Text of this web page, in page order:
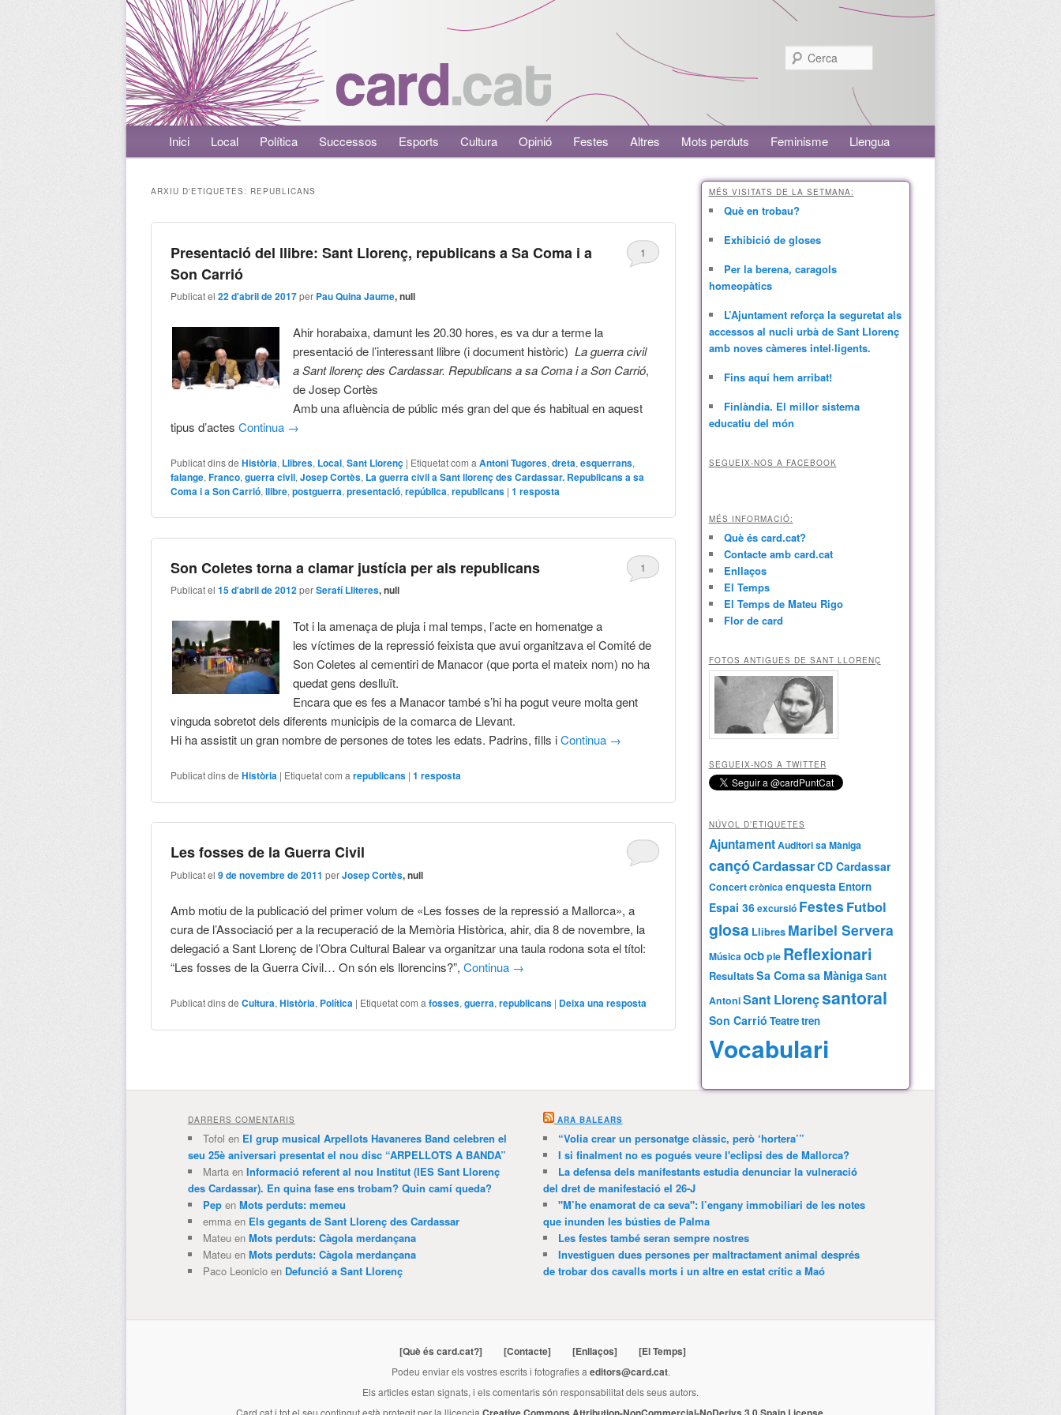
Menú principalAneu al contingut principal
Aneu al contingut secundari
Inici Local Política Successos Esports Cultura Opinió Festes Altres Mots perduts Feminisme Llengua
ARXIU D'ETIQUETES: REPUBLICANS
Presentació del llibre: Sant Llorenç, republicans a Sa Coma i a
Son Carrió
Publicat el22 d'abril de 2017per Pau Quina Jaume, null
1
Ahir horabaixa, damunt les 20.30 hores, es va dur a terme la
presentació de l’interessant llibre (i document històric)La guerra civil
a Sant llorenç des Cardassar. Republicans a sa Coma i a Son Carrió,
de Josep Cortès
Amb una afluència de públic més gran del que és habitual en aquest
tipus d’actesContinua →
Publicat dins de Història, Llibres, Local,Sant Llorenç | Etiquetat com a Antoni Tugores,dreta,esquerrans,
falange,Franco,guerra civil,Josep Cortès, La guerra civil a Sant llorenç des Cardassar. Republicans a sa
Coma i a Son Carrió,llibre,postguerra,presentació,república,republicans |1 resposta
Son Coletes torna a clamar justícia per als republicans
Publicat el15 d'abril de 2012perSerafí Lliteres, null
1
Tot i la amenaça de pluja i mal temps, l’acte en homenatge a
les víctimes de la repressió feixista que avui organitzava el Comité de
Son Coletes al cementiri de Manacor (que porta el mateix nom) no ha
quedat gens deslluït.
Encara que es fes a Manacor també s’hi ha pogut veure molta gent
vinguda sobretot dels diferents municipis de la comarca de Llevant.
Hi ha assistit un gran nombre de persones de totes les edats. Padrins, fills iContinua →
Publicat dins de Història | Etiquetat com a republicans |1 resposta
Les fosses de la Guerra Civil
Publicat el9 de novembre de 2011 perJosep Cortès, null
Amb motiu de la publicació del primer volum de «Les fosses de la repressió a Mallorca», a
cura de l’Associació per a la recuperació de la Memòria Històrica, ahir, dia 8 de novembre, la
delegació a Sant Llorenç de l’Obra Cultural Balear va organitzar una taula rodona sota el títol:
“Les fosses de la Guerra Civil… On són els llorencins?”,Continua →
Publicat dins de Cultura,Història, Política | Etiquetat com afosses,guerra,republicans | Deixa una resposta
MÉS VISITATS DE LA SETMANA:
Què en trobau?
Exhibició de gloses
Per la berena, caragols
homeopàtics
L’Ajuntament reforça la seguretat als
accessos al nucli urbà de Sant Llorenç
amb noves càmeres intel·ligents.
Fins aquí hem arribat!
Finlàndia. El millor sistema
educatiu del món
SEGUEIX-NOS A FACEBOOK
MÉS INFORMACIÓ:
Què és card.cat?
Contacte amb card.cat
Enllaços
El Temps
El Temps de Mateu Rigo
Flor de card
FOTOS ANTIGUES DE SANT LLORENÇ
SEGUEIX-NOS A TWITTER
NÚVOL D’ETIQUETES
AjuntamentAuditori sa Màniga
cançóCardassarCD Cardassar
Concertcrònicaenquesta Entorn
Espai 36excursió Festes Futbol
glosa Llibres Maribel Servera
Músicaocbple Reflexionari
ResultatsSa Comasa MànigaSant
AntoniSant Llorençsantoral
Son Carrió Teatretren
Vocabulari
DARRERS COMENTARIS
Tofol en El grup musical Arpellots Havaneres Band celebren el
seu 25è aniversari presentat el nou disc “ARPELLOTS A BANDA”
Martaen Informació referent al nou Institut (IES Sant Llorenç
des Cardassar). En quina fase ens trobam? Quin camí queda?
Pepen Mots perduts: memeu
emmaen Els gegants de Sant Llorenç des Cardassar
Mateuen Mots perduts: Càgola merdançana
Mateuen Mots perduts: Càgola merdançana
Paco Leonicioen Defunció a Sant Llorenç
ARA BALEARS
“Volia crear un personatge clàssic, però ‘hortera’”
I si finalment no es pogués veure l'eclipsi des de Mallorca?
La defensa dels manifestants estudia denunciar la vulneració
del dret de manifestació el 26-J
"M’he enamorat de ca seva": l’engany immobiliari de les notes
que inunden les bústies de Palma
Les festes també seran sempre nostres
Investiguen dues persones per maltractament animal després
de trobar dos cavalls morts i un altre en estat crític a Maó
[Què és card.cat?] [Contacte] [Enllaços] [El Temps]
Podeu enviar els vostres escrits i fotografies a editors@card.cat.
Els articles estan signats, i els comentaris són responsabilitat dels seus autors.